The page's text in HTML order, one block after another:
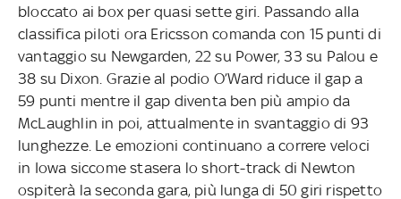
bloccato ai box per quasi sette giri. Passando alla
classifica piloti ora Ericsson comanda con 15 punti di
vantaggio su Newgarden, 22 su Power, 33 su Palou e
38 su Dixon. Grazie al podio O’Ward riduce il gap a
59 punti mentre il gap diventa ben più ampio da
McLaughlin in poi, attualmente in svantaggio di 93
lunghezze. Le emozioni continuano a correre veloci
in Iowa siccome stasera lo short-track di Newton
ospiterà la seconda gara, più lunga di 50 giri rispetto